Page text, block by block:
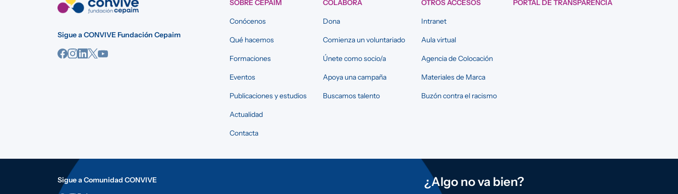
Sigue a CONVIVE Fundación Cepaim
SOBRE CEPAIM
Conócenos
Qué hacemos
Formaciones
Eventos
Publicaciones y estudios
Actualidad
Contacta
COLABORA
Dona
Comienza un voluntariado
Únete como socio/a
Apoya una campaña
Buscamos talento
OTROS ACCESOS
Intranet
Aula virtual
Agencia de Colocación
Materiales de Marca
Buzón contra el racismo
PORTAL DE TRANSPARENCIA
Sigue a Comunidad CONVIVE ¿Algo no va bien?